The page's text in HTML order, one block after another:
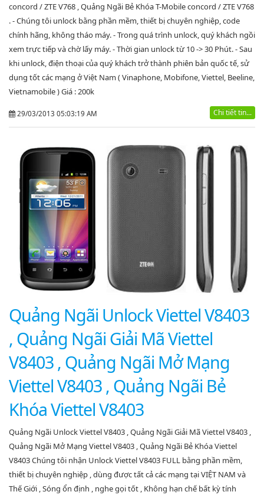
concord / ZTE V768 , Quảng Ngãi Bẻ Khóa T-Mobile concord / ZTE V768
. - Chúng tôi unlock bằng phần mềm, thiết bị chuyên nghiệp, code
chính hãng, không tháo máy. - Trong quá trình unlock, quý khách ngồi
xem trực tiếp và chờ lấy máy. - Thời gian unlock từ 10 -> 30 Phút. - Sau
khi unlock, điện thoại của quý khách trở thành phiên bản quốc tế, sử
dụng tốt các mạng ở Việt Nam ( Vinaphone, Mobifone, Viettel, Beeline,
Vietnamobile ) Giá : 200k
29/03/2013 05:03:19 AM Chi tiết tin...
Quảng Ngãi Unlock Viettel V8403
, Quảng Ngãi Giải Mã Viettel
V8403 , Quảng Ngãi Mở Mạng
Viettel V8403 , Quảng Ngãi Bẻ
Khóa Viettel V8403
Quảng Ngãi Unlock Viettel V8403 , Quảng Ngãi Giải Mã Viettel V8403 ,
Quảng Ngãi Mở Mạng Viettel V8403 , Quảng Ngãi Bẻ Khóa Viettel
V8403 Chúng tôi nhận Unlock Viettel V8403 FULL bằng phần mềm,
thiết bị chuyên nghiệp , dùng được tất cả các mạng tại VIỆT NAM và
Thế Giới , Sóng ổn định , nghe gọi tốt , Không hạn chế bất kỳ tính